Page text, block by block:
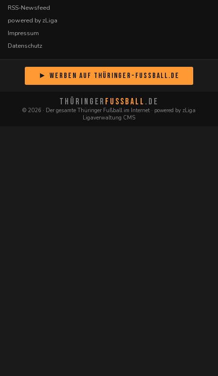
RSS-Newsfeed
powered by zLiga
Impressum
Datenschutz
► Werben auf Thüringer-Fussball.de
THÜRINGER FUSSBALL .DE
© 2026 · Der gesamte Thüringer Fußball im Internet · powered by zLiga
Ligaverwaltung CMS